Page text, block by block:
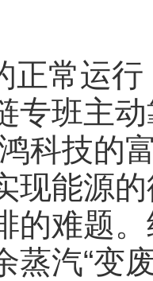
正常运
专班主
科技的
现能源
的难题
蒸汽“变